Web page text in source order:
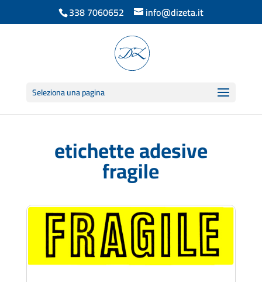
338 7060652 info@dizeta.it
Seleziona una pagina
etichette adesive
fragile